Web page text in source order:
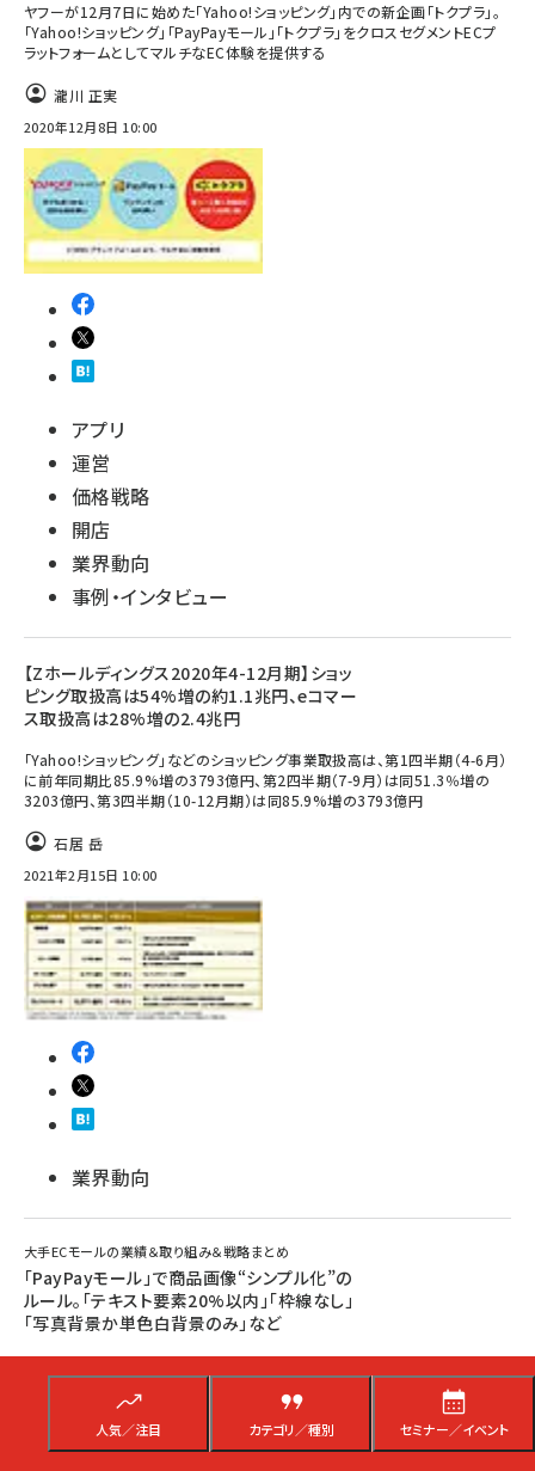
人気／注目 カテゴリ／種別 セミナー／イベント
ヤフーが12月7日に始めた「Yahoo!ショッピング」内での新企画「トクプラ」。
「Yahoo!ショッピング」「PayPayモール」「トクプラ」をクロスセグメントECプ
ラットフォームとしてマルチなEC体験を提供する
瀧川 正実
2020年12月8日 10:00
アプリ
運営
価格戦略
開店
業界動向
事例・インタビュー
【Zホールディングス2020年4-12月期】ショッ
ピング取扱高は54%増の約1.1兆円、eコマー
ス取扱高は28%増の2.4兆円
「Yahoo!ショッピング」などのショッピング事業取扱高は、第1四半期（4-6月）
に前年同期比85.9%増の3793億円、第2四半期（7-9月）は同51.3％増の
3203億円、第3四半期（10-12月期）は同85.9%増の3793億円
石居 岳
2021年2月15日 10:00
業界動向
大手ECモールの業績＆取り組み＆戦略まとめ
「PayPayモール」で商品画像“シンプル化”の
ルール。「テキスト要素20%以内」「枠線なし」
「写真背景か単色白背景のみ」など
「枠線なし」「画像背景は写真背景か単色白背景のみ」「アニメーションGIF」
の使用が2021年4月20日から不可になる
瀧川 正実